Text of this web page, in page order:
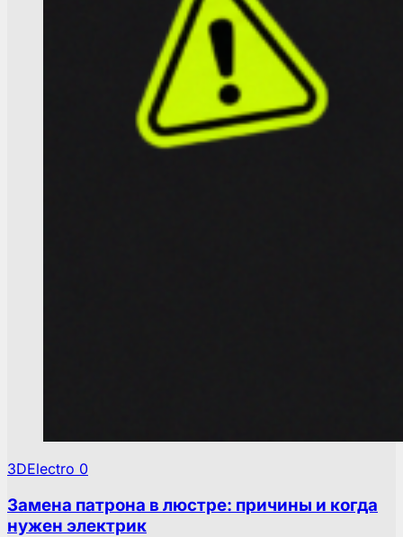
3DElectro 0
Замена патрона в люстре: причины и когда
нужен электрик